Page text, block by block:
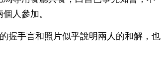
人參加。
握手言和照片似乎說明兩人的和解，也